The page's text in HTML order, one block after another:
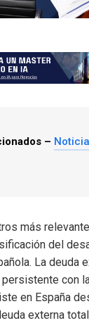
–
más
del
La deuda
persistente con
en España
externa